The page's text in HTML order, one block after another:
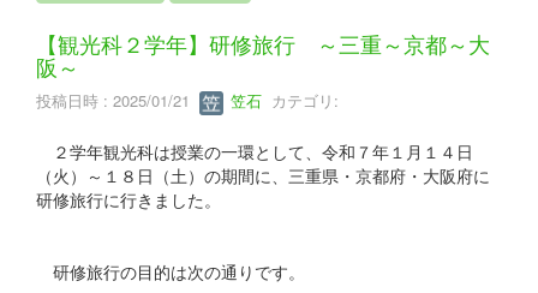
【観光科２学年】研修旅行 ～三重～京都～大
阪～
投稿日時 : 2025/01/21 笠石 カテゴリ:
２学年観光科は授業の一環として、令和７年１月１４日
（火）～１８日（土）の期間に、三重県・京都府・大阪府に
研修旅行に行きました。
研修旅行の目的は次の通りです。